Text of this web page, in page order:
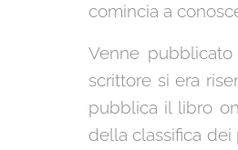
comincia a
Venne
scrittore si era
pubblica il libro
della classifica